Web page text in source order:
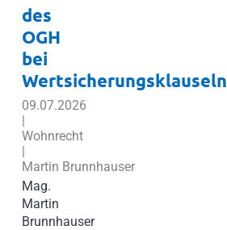
des
OGH
bei
Wertsicherungsklauseln
09.07.2026
|
Wohnrecht
|
Martin Brunnhauser
Mag.
Martin
Brunnhauser